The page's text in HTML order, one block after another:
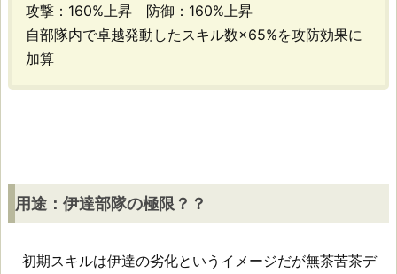
槍
[S]
達
攻撃：160%上昇 防御：160%上昇
自部隊内で卓越発動したスキル数×65%を攻防効果に
加算
用途：伊達部隊の極限？？
初期スキルは伊達の劣化というイメージだが無茶苦茶デ